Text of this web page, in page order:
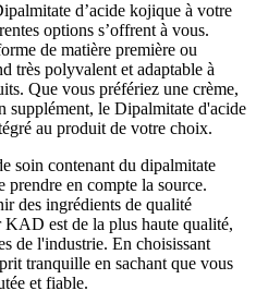
d’acide kojique à votre
options s’offrent à vous.
de matière première ou
très polyvalent et adaptable à
Que vous préfériez une crème,
supplément, le Dipalmitate d'acide
au produit de votre choix.
soin contenant du dipalmitate
prendre en compte la source.
des ingrédients de qualité
est de la plus haute qualité,
de l'industrie. En choisissant
tranquille en sachant que vous
et fiable.